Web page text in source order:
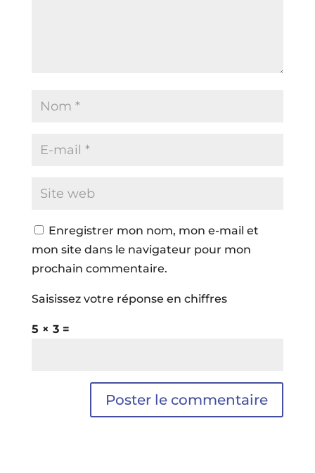
Enregistrer mon nom, mon e-mail et
mon site dans le navigateur pour mon
prochain commentaire.
Saisissez votre réponse en chiffres
5 × 3 =